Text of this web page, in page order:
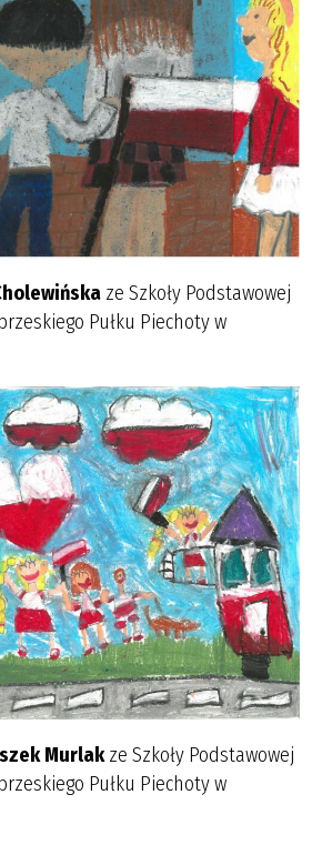
ze Szkoły Podstawowej
Pułku Piechoty w
Murlakze Szkoły Podstawowej
Pułku Piechoty w